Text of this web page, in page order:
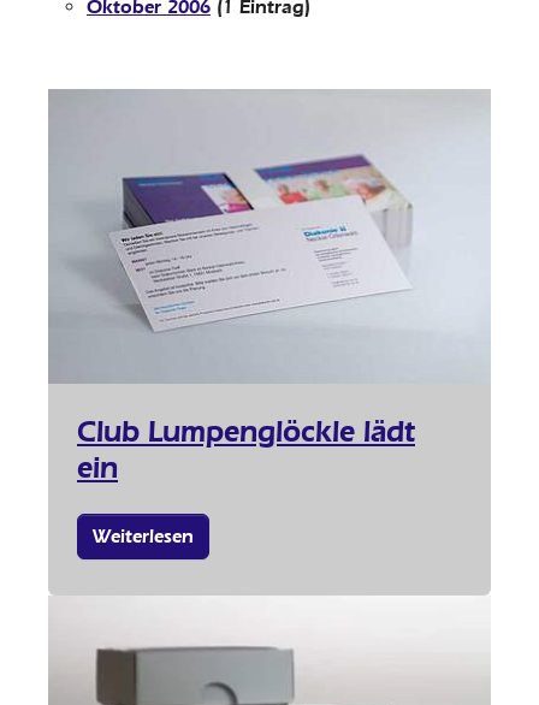
Oktober 2006 (1 Eintrag)
Club Lumpenglöckle lädt
ein
Weiterlesen